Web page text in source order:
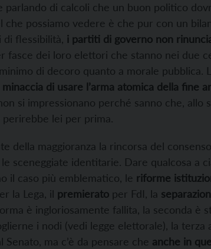
parlando di calcoli che un buon politico
che possiamo vedere è che pur con un
flessibilità, i partiti di governo non
fasce dei loro elettori che stanno nei due
di decoro quanto a morale pubblica.
minaccia di usare l’arma atomica della fine
si impressionano perché sanno che, allo
lei per prima.
della maggioranza la rincorsa del
sceneggiate identitarie. Dare qualcosa a
il caso più emblematico, le riforme
la Lega, il premierato per FdI, la
è ingloriosamente fallita, la seconda è
i nodi (vedi legge elettorale), la terza
Senato, ma c’è da pensare che anche in